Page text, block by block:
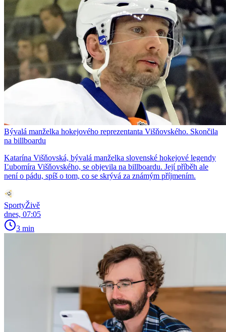
Bývalá manželka hokejového reprezentanta Višňovského. Skončila
na billboardu
Katarína Višňovská, bývalá manželka slovenské hokejové legendy
Ľubomíra Višňovského, se objevila na billboardu. Její příběh ale
není o pádu, spíš o tom, co se skrývá za známým příjmením.
SportyŽivě
dnes, 07:05
3 min